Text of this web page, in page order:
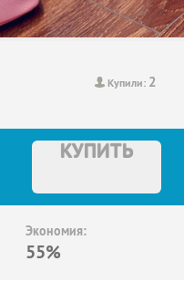
Купили: 2
КУПИТЬ
Экономия:
55%